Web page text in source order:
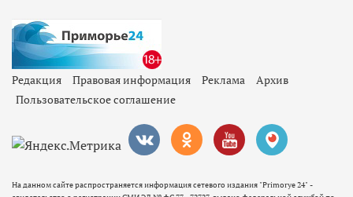
Редакция Правовая информация Реклама
Архив
Пользовательское соглашение
На данном сайте распространяется информация сетевого издания "Primorye 24" -